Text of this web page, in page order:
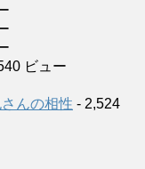
ビュー
んの相性 - 2,524